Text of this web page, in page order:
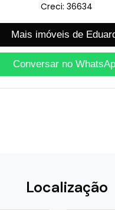
Creci: 36634
Mais imóveis de
Conversar no
Localização